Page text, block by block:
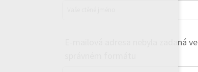
E-mailová adresa nebyla zadaná ve